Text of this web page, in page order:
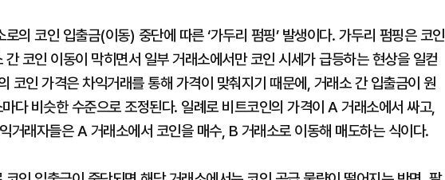
의 코인 입출금(이동) 중단에 따른 ‘가두리 펌핑’ 발생이다. 가두리 펌핑은 코인
코인 이동이 막히면서 일부 거래소에서만 코인 시세가 급등하는 현상을 일컫
코인 가격은 차익거래를 통해 가격이 맞춰지기 때문에, 거래소 간 입출금이 원
다 비슷한 수준으로 조정된다. 일례로 비트코인의 가격이 A 거래소에서 싸고,
거래자들은 A 거래소에서 코인을 매수, B 거래소로 이동해 매도하는 식이다.